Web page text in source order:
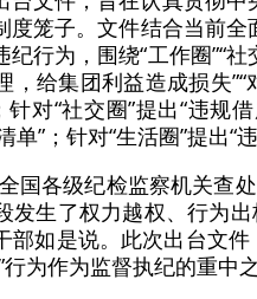
度笼子。文件结合当前
行为，围绕“工作圈”“
，给集团利益造成损失
针对“社交圈”提出“违
单”；针对“生活圈”提出“
国各级纪检监察机关查
发生了权力越权、行为
如是说。此次出台文件
行为作为监督执纪的重中